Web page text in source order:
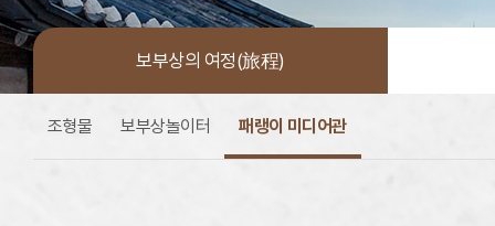
보부상의 여정(旅程)
조형물 보부상놀이터 패랭이 미디어관